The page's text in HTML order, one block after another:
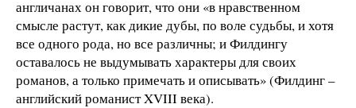
англичанах он говорит, что они «в нравственном
смысле растут, как дикие дубы, по воле судьбы, и хотя
все одного рода, но все различны; и Филдингу
оставалось не выдумывать характеры для своих
романов, а только примечать и описывать» (Филдинг –
английский романист XVIII века).